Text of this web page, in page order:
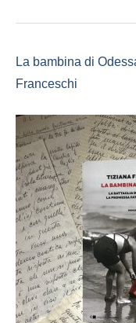
La bambina di
Franceschi